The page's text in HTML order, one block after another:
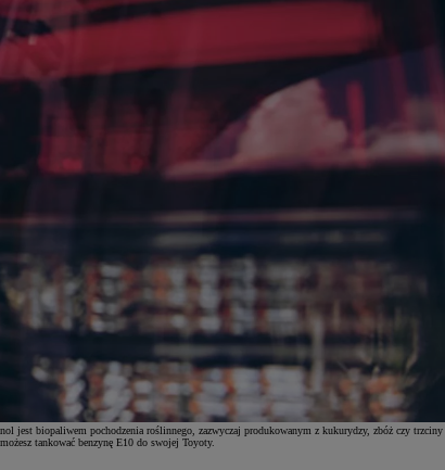
jest biopaliwem pochodzenia roślinnego, zazwyczaj produkowanym z kukurydzy, zbóż czy trzciny
tankować benzynę E10 do swojej Toyoty.